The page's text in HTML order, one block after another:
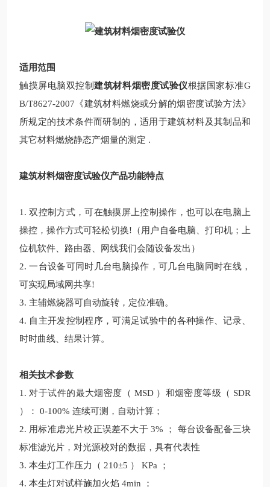
适用范围
触摸屏电脑双控制建筑材料烟密度试验仪根据国家标准G
B/T8627-2007《建筑材料燃烧或分解的烟密度试验方法》
所规定的技术条件而研制的，适用于建筑材料及其制品和
其它材料燃烧静态产烟量的测定 .
建筑材料烟密度试验仪产品功能特点
1. 双控制方式，可在触摸屏上控制操作，也可以在电脑上
操控，操作方式可轻松切换!（用户自备电脑、打印机；上
位机软件、路由器、网线我们会随设备发出）
2. 一台设备可同时几台电脑操作，可几台电脑同时在线，
可实现局域网共享!
3. 主辅燃烧器可自动旋转，定位准确。
4. 自主开发控制程序，可满足试验中的各种操作、记录、
时时曲线、结果计算。
相关技术参数
1. 对于试件的最大烟密度（ MSD ）和烟密度等级（ SDR
）： 0-100% 连续可测，自动计算；
2. 用标准虑光片校正误差不大于 3% ； 每台设备配备三块
标准滤光片，对光源校对的数据，具有代表性
3. 本生灯工作压力（ 210±5 ） KPa ；
4. 本生灯对试样施加火焰 4min ；